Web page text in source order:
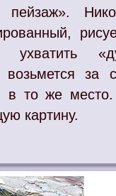
пейзаж».
ухватить
за
в то же
картину.